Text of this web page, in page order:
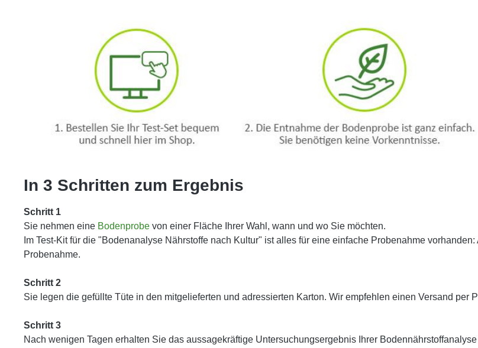
In 3 Schritten zum Ergebnis
Schritt 1
Sie nehmen eine Bodenprobe von einer Fläche Ihrer Wahl, wann und wo Sie möchten.
Im Test-Kit für die "Bodenanalyse Nährstoffe nach Kultur" ist alles für eine einfache Probenahme
Probenahme.
Schritt 2
Sie legen die gefüllte Tüte in den mitgelieferten und adressierten Karton. Wir empfehlen einen Versand per
Schritt 3
Nach wenigen Tagen erhalten Sie das aussagekräftige Untersuchungsergebnis Ihrer